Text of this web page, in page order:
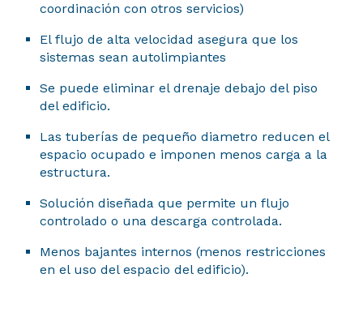
coordinación con otros servicios)
El flujo de alta velocidad asegura que los
sistemas sean autolimpiantes
Se puede eliminar el drenaje debajo del piso
del edificio.
Las tuberías de pequeño diametro reducen el
espacio ocupado e imponen menos carga a la
estructura.
Solución diseñada que permite un flujo
controlado o una descarga controlada.
Menos bajantes internos (menos restricciones
en el uso del espacio del edificio).